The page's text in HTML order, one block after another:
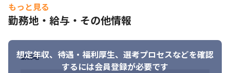
もっと見る
勤務地・給与・その他情報
想定年収、待遇・福利厚生、 選考プロセスなどを確認
するには会員登録が必要です
勤務地